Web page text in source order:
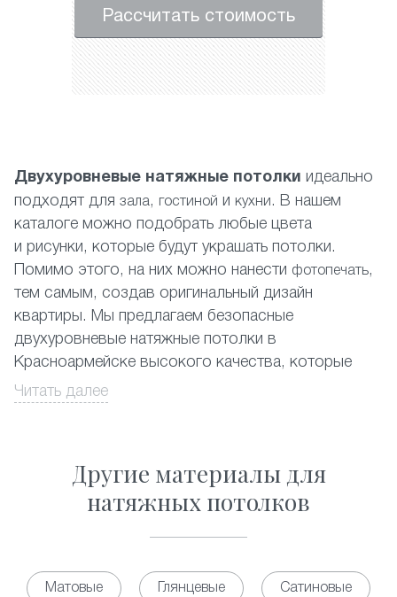
Рассчитать стоимость
Двухуровневые натяжные потолки идеально
подходят для зала, гостиной и кухни . В нашем
каталоге можно подобрать любые цвета
и рисунки, которые будут украшать потолки.
Помимо этого, на них можно нанести фотопечать,
тем самым, создав оригинальный дизайн
квартиры. Мы предлагаем безопасные
двухуровневые натяжные потолки в
Красноармейске высокого качества, которые
можно устанавливать в любых помещениях.
эффектно смотрятся с красивыми точечными
светильниками. Наши специалисты составят
дизайн-проект и помогут подобрать вариант,
подходящий именно для Вашего помещения.
Многоуровневые натяжные потолки запросто
Читать далее
Другие материалы для
натяжных потолков
Матовые Глянцевые Сатиновые